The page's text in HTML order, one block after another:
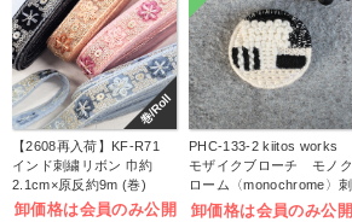
巻/Roll
【2608再入荷】KF-R71
インド刺繍リボン 巾約
2.1cm×原反約9m (巻)
卸価格は会員のみ公開
PHC-133-2 kiitos works
モザイクブローチ モノク
ローム〈monochrome〉刺
しゅうキット (袋)
卸価格は会員のみ公開